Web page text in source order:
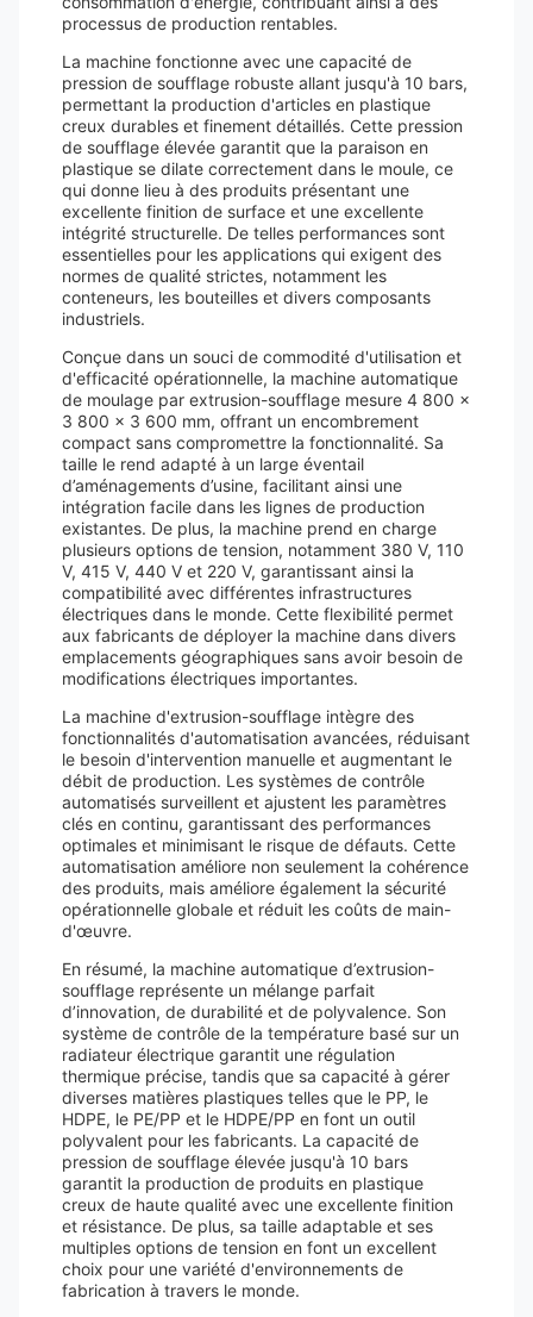
processus de production rentables.
La machine fonctionne avec une capacité de
pression de soufflage robuste allant jusqu'à 10 bars,
permettant la production d'articles en plastique
creux durables et finement détaillés. Cette pression
de soufflage élevée garantit que la paraison en
plastique se dilate correctement dans le moule, ce
qui donne lieu à des produits présentant une
excellente finition de surface et une excellente
intégrité structurelle. De telles performances sont
essentielles pour les applications qui exigent des
normes de qualité strictes, notamment les
conteneurs, les bouteilles et divers composants
industriels.
Conçue dans un souci de commodité d'utilisation et
d'efficacité opérationnelle, la machine automatique
de moulage par extrusion-soufflage mesure 4 800 x
3 800 x 3 600 mm, offrant un encombrement
compact sans compromettre la fonctionnalité. Sa
taille le rend adapté à un large éventail
d’aménagements d’usine, facilitant ainsi une
intégration facile dans les lignes de production
existantes. De plus, la machine prend en charge
plusieurs options de tension, notamment 380 V, 110
V, 415 V, 440 V et 220 V, garantissant ainsi la
compatibilité avec différentes infrastructures
électriques dans le monde. Cette flexibilité permet
aux fabricants de déployer la machine dans divers
emplacements géographiques sans avoir besoin de
modifications électriques importantes.
La machine d'extrusion-soufflage intègre des
fonctionnalités d'automatisation avancées, réduisant
le besoin d'intervention manuelle et augmentant le
débit de production. Les systèmes de contrôle
automatisés surveillent et ajustent les paramètres
clés en continu, garantissant des performances
optimales et minimisant le risque de défauts. Cette
automatisation améliore non seulement la cohérence
des produits, mais améliore également la sécurité
opérationnelle globale et réduit les coûts de main-
d'œuvre.
En résumé, la machine automatique d’extrusion-
soufflage représente un mélange parfait
d’innovation, de durabilité et de polyvalence. Son
système de contrôle de la température basé sur un
radiateur électrique garantit une régulation
thermique précise, tandis que sa capacité à gérer
diverses matières plastiques telles que le PP, le
HDPE, le PE/PP et le HDPE/PP en font un outil
polyvalent pour les fabricants. La capacité de
pression de soufflage élevée jusqu'à 10 bars
garantit la production de produits en plastique
creux de haute qualité avec une excellente finition
et résistance. De plus, sa taille adaptable et ses
multiples options de tension en font un excellent
choix pour une variété d'environnements de
fabrication à travers le monde.